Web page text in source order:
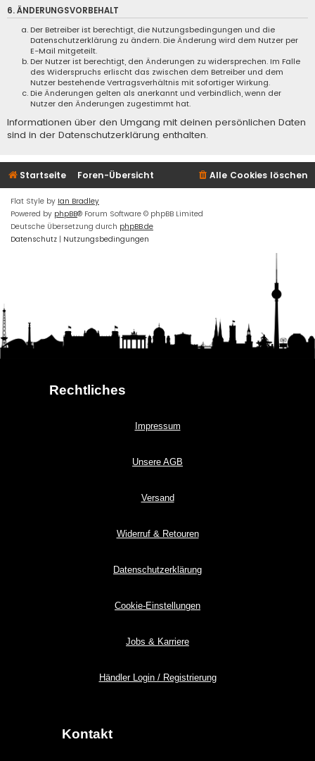
6. ÄNDERUNGSVORBEHALT
Der Betreiber ist berechtigt, die Nutzungsbedingungen und die
Datenschutzerklärung zu ändern. Die Änderung wird dem Nutzer per
E-Mail mitgeteilt.
Der Nutzer ist berechtigt, den Änderungen zu widersprechen. Im Falle
des Widerspruchs erlischt das zwischen dem Betreiber und dem
Nutzer bestehende Vertragsverhältnis mit sofortiger Wirkung.
Die Änderungen gelten als anerkannt und verbindlich, wenn der
Nutzer den Änderungen zugestimmt hat.
Informationen über den Umgang mit deinen persönlichen Daten
sind in der Datenschutzerklärung enthalten.
Startseite Foren-Übersicht Alle Cookies löschen
Flat Style by Ian Bradley
Powered by phpBB® Forum Software © phpBB Limited
Deutsche Übersetzung durch phpBB.de
Datenschutz | Nutzungsbedingungen
Rechtliches
Impressum
Unsere AGB
Versand
Widerruf & Retouren
Datenschutzerklärung
Cookie-Einstellungen
Jobs & Karriere
Händler Login / Registrierung
Kontakt